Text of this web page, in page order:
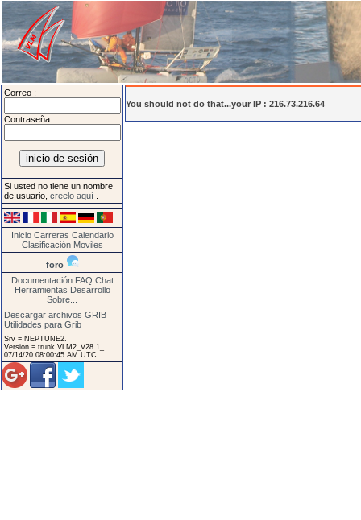
Correo :
Contraseña :
Si usted no tiene un nombre
de usuario, creelo aquí
Inicio Carreras Calendario
Clasificación Moviles
foro
Documentación FAQ Chat
Herramientas Desarrollo
Sobre...
Descargar archivos GRIB
Utilidades para Grib
Srv = NEPTUNE2.
Version = trunk VLM2_V28.1_
07/14/20 08:00:45 AM UTC
You should not do that...your IP : 216.73.216.64